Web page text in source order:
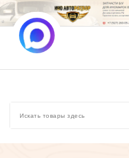
Перейти
к
содержимому